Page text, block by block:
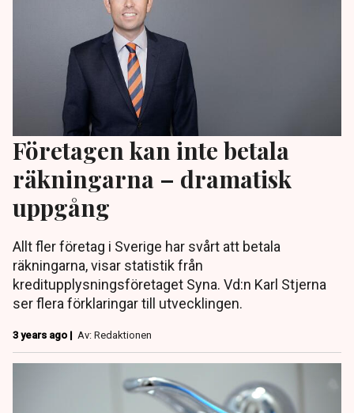
Företagen kan inte betala
räkningarna – dramatisk
uppgång
Allt fler företag i Sverige har svårt att betala
räkningarna, visar statistik från
kreditupplysningsföretaget Syna. Vd:n Karl Stjerna
ser flera förklaringar till utvecklingen.
3 years ago | Av: Redaktionen